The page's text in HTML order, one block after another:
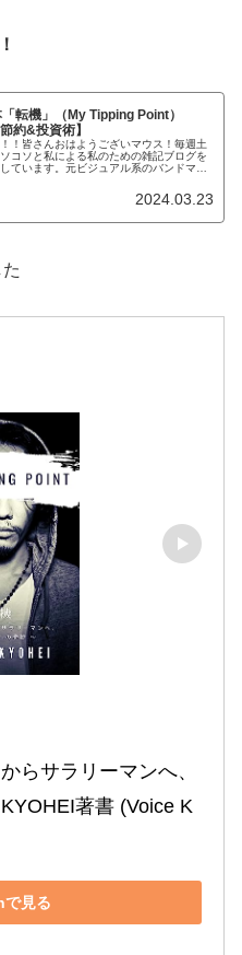
転機」（My Tipping Point）
約&投資術】
！皆さんおはようございマウス！毎週土
コソと私による私のための雑記ブログを
ています。元ビジュアル系のバンドマン
2024.03.23
らサラリーマンへ、
著書 (Voice K
見る